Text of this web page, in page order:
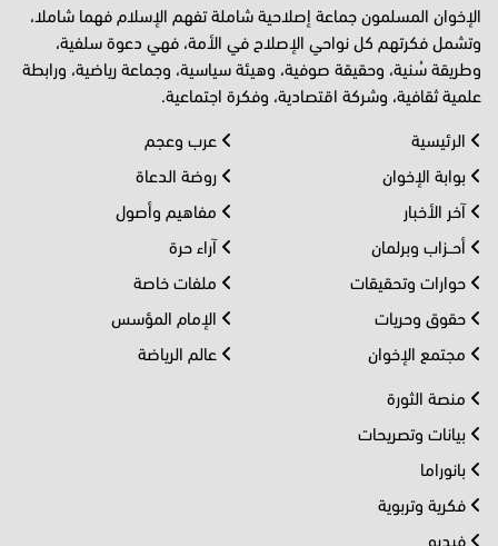
الإخوان المسلمون جماعة إصلاحية شاملة تفهم الإسلام فهما شاملا،
وتشمل فكرتهم كل نواحي الإصلاح في الأمة، فهي دعوة سلفية،
وطريقة سُنية، وحقيقة صوفية، وهيئة سياسية، وجماعة رياضية، ورابطة
علمية ثقافية، وشركة اقتصادية، وفكرة اجتماعية.
الرئيسية
بوابة الإخوان
آخر الأخبار
أحــزاب وبرلمان
حوارات وتحقيقات
حقوق وحريات
مجتمع الإخوان
عرب وعجم
روضة الدعاة
مفاهيم وأصول
آراء حرة
ملفات خاصة
الإمام المؤسس
عالم الرياضة
منصة الثورة
بيانات وتصريحات
بانوراما
فكرية وتربوية
فيديو